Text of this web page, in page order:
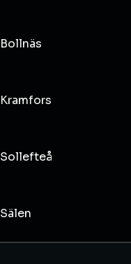
Bollnäs
Kramfors
Sollefteå
Sälen